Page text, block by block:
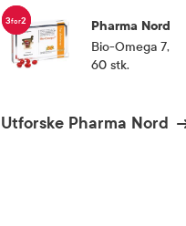
3for2
Pharma Nord
Bio-Omega 7,
60 stk.
Utforske Pharma Nord